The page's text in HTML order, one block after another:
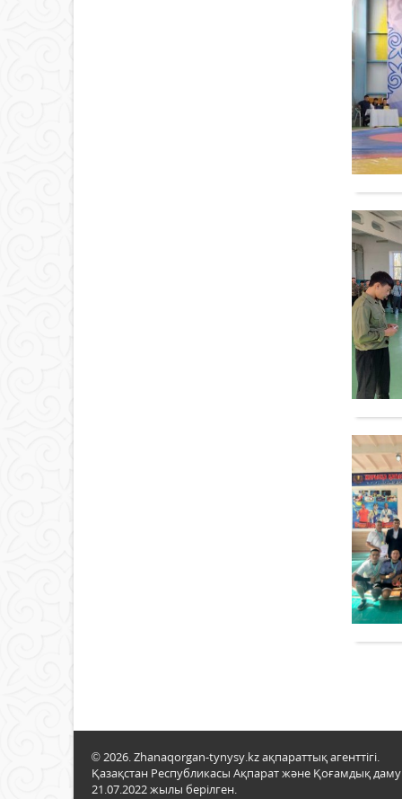
© 2026. Zhanaqorgan-tynysy.kz ақпараттық агенттігі.
Қазақстан Республикасы Ақпарат және Қоғамдық даму
21.07.2022 жылы берілген.